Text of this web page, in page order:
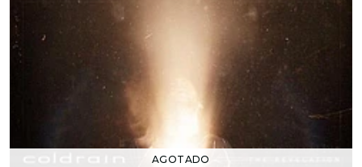
AGOTADO